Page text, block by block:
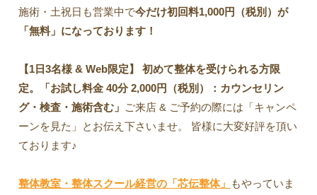
施術・土祝日も営業中で今だけ初回料1,000円（税別）が
「無料」になっております！
【1日3名様 & Web限定】 初めて整体を受けられる方限
定。「お試し料金 40分 2,000円（税別）：カウンセリン
グ・検査・施術含む」 ご来店 & ご予約の際には「キャンペ
ーンを見た」とお伝え下さいませ。 皆様に大変好評を頂い
ております♪
整体教室・整体スクール経営の「芯伝整体」
もやっていま